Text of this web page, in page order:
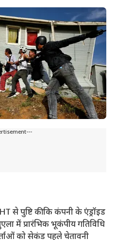
से पुष्टि की कि कंपनी के एंड्रॉइड
में प्रारंभिक भूकंपीय गतिविधि
को सेकंड पहले चेतावनी